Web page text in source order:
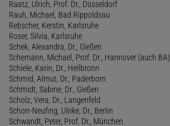
Raatz, Ulrich, Prof. Dr., Düsseldorf
Rauh, Michael, Bad Rippoldsau
Rebscher, Kerstin, Karlsruhe
Roser, Silvia, Karlsruhe
Schek, Alexandra, Dr., Gießen
Schemann, Michael, Prof. Dr., Hannover (auch BA)
Schiele, Karin, Dr., Heilbronn
Schmid, Almut, Dr., Paderborn
Schmidt, Sabine, Dr., Gießen
Scholz, Vera, Dr., Langenfeld
Schorr-Neufing, Ulrike, Dr., Berlin
Schwandt, Peter, Prof. Dr., München